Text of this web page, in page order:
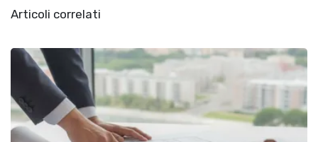
Articoli correlati